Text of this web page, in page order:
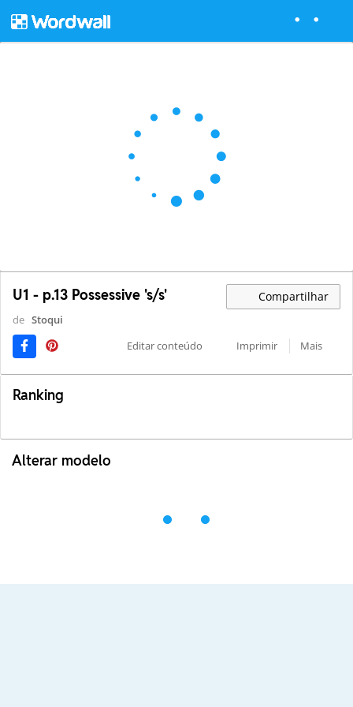
U1 - p.13 Possessive 's/s' Compartilhar
de Stoqui
Editar conteúdo
Imprimir Mais
Ranking
Alterar modelo